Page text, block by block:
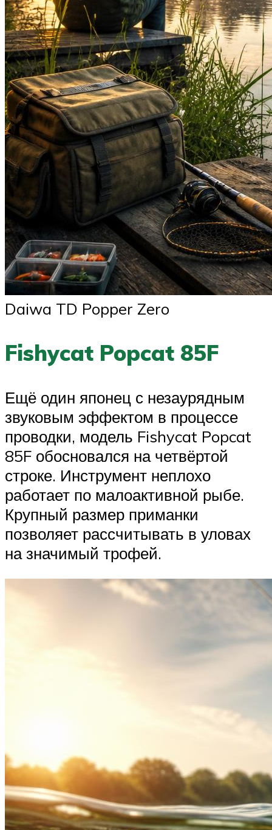
Daiwa TD Popper Zero
Fishycat Popcat 85F
Ещё один японец с незаурядным
звуковым эффектом в процессе
проводки, модель Fishycat Popcat
85F обосновался на четвёртой
строке. Инструмент неплохо
работает по малоактивной рыбе.
Крупный размер приманки
позволяет рассчитывать в уловах
на значимый трофей.